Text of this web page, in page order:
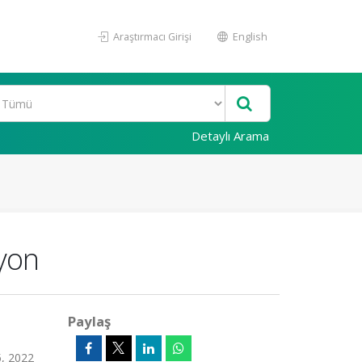
Araştırmacı Girişi English
Detaylı Arama
2022
Paylaş